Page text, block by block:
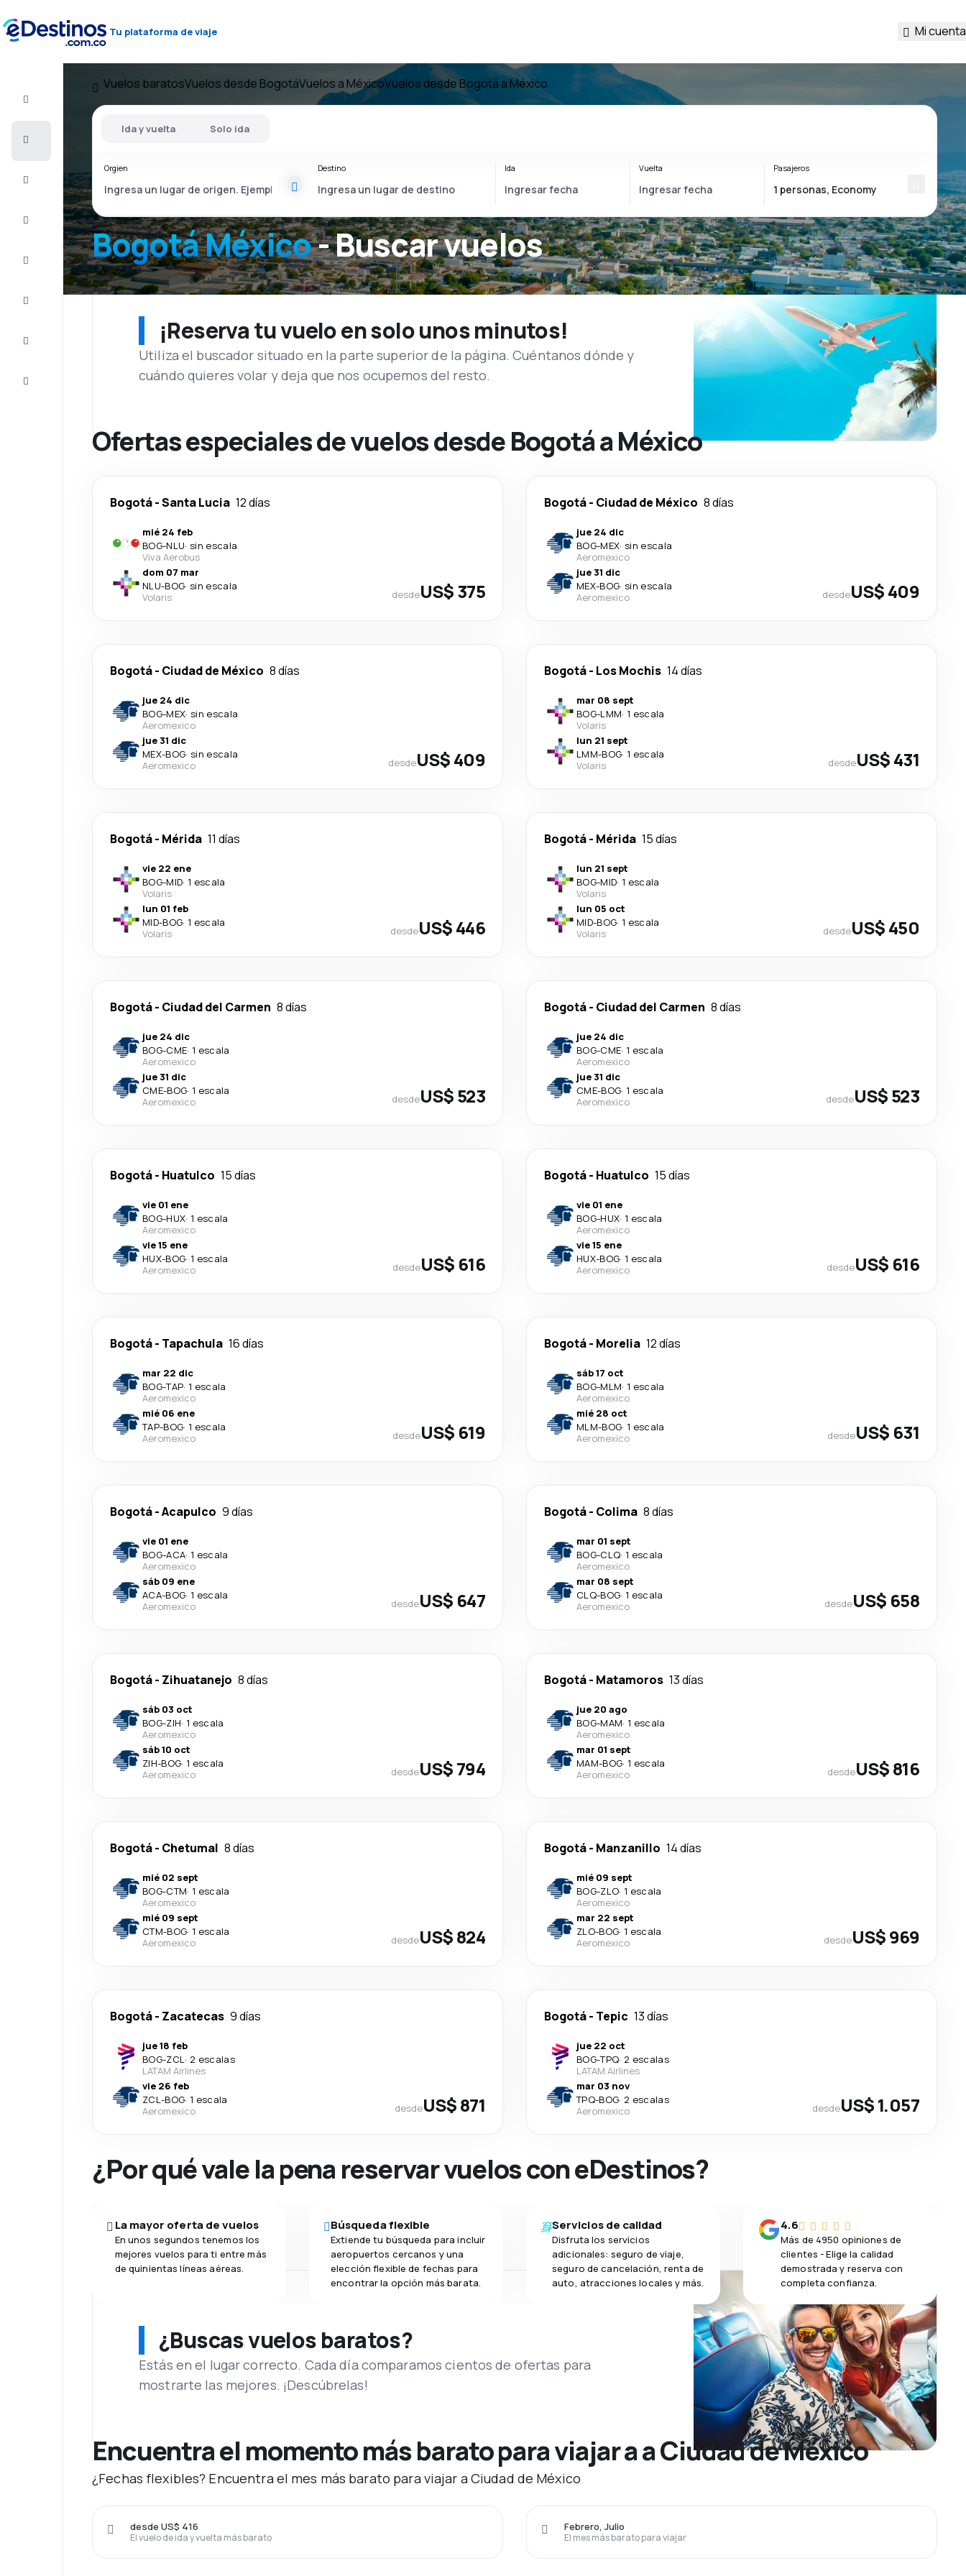
Tu plataforma de viaje Mi cuenta
Alojamientos
Ofertas
Completa
Vuelos baratosVuelos desde BogotáVuelos a MéxicoVuelos desde Bogotá a México
Bogotá México- Buscar vuelos
Ida y vuelta Solo ida
Orgien Destino Ida Vuelta Pasajeros
¡Reserva tu vuelo en solo unos minutos!
Utiliza el buscador situado en la parte superior de la página. Cuéntanos dónde y
cuándo quieres volar y deja que nos ocupemos del resto.
Ofertas especiales de vuelos desde Bogotá a México
Bogotá-Santa Lucia 12 días
mié 24 feb
BOG-NLU· sin escala
Viva Aerobus
dom 07 mar
NLU-BOG· sin escala
Volaris
desdeUS$ 375
Bogotá- Ciudad de México 8 días
jue 24 dic
BOG-MEX· sin escala
Aeromexico
jue 31 dic
MEX-BOG· sin escala
Aeromexico
desdeUS$ 409
Bogotá- Ciudad de México 8 días
jue 24 dic
BOG-MEX· sin escala
Aeromexico
jue 31 dic
MEX-BOG· sin escala
Aeromexico
desdeUS$ 409
Bogotá- Los Mochis 14 días
mar 08 sept
BOG-LMM· 1 escala
Volaris
lun 21 sept
LMM-BOG· 1 escala
Volaris
desdeUS$ 431
Bogotá- Mérida 11 días
vie 22 ene
BOG-MID· 1 escala
Volaris
lun 01 feb
MID-BOG· 1 escala
Volaris
desdeUS$ 446
Bogotá- Mérida 15 días
lun 21 sept
BOG-MID· 1 escala
Volaris
lun 05 oct
MID-BOG· 1 escala
Volaris
desdeUS$ 450
Bogotá- Ciudad del Carmen 8 días
jue 24 dic
BOG-CME· 1 escala
Aeromexico
jue 31 dic
CME-BOG· 1 escala
Aeromexico
desdeUS$ 523
Bogotá- Ciudad del Carmen 8 días
jue 24 dic
BOG-CME· 1 escala
Aeromexico
jue 31 dic
CME-BOG· 1 escala
Aeromexico
desdeUS$ 523
Bogotá- Huatulco 15 días
vie 01 ene
BOG-HUX· 1 escala
Aeromexico
vie 15 ene
HUX-BOG· 1 escala
Aeromexico
desdeUS$ 616
Bogotá- Huatulco 15 días
vie 01 ene
BOG-HUX· 1 escala
Aeromexico
vie 15 ene
HUX-BOG· 1 escala
Aeromexico
desdeUS$ 616
Bogotá- Tapachula 16 días
mar 22 dic
BOG-TAP· 1 escala
Aeromexico
mié 06 ene
TAP-BOG· 1 escala
Aeromexico
desdeUS$ 619
Bogotá- Morelia 12 días
sáb 17 oct
BOG-MLM· 1 escala
Aeromexico
mié 28 oct
MLM-BOG· 1 escala
Aeromexico
desdeUS$ 631
Bogotá-Acapulco 9 días
vie 01 ene
BOG-ACA· 1 escala
Aeromexico
sáb 09 ene
ACA-BOG· 1 escala
Aeromexico
desdeUS$ 647
Bogotá- Colima 8 días
mar 01 sept
BOG-CLQ· 1 escala
Aeromexico
mar 08 sept
CLQ-BOG· 1 escala
Aeromexico
desdeUS$ 658
Bogotá- Zihuatanejo 8 días
sáb 03 oct
BOG-ZIH· 1 escala
Aeromexico
sáb 10 oct
ZIH-BOG· 1 escala
Aeromexico
desdeUS$ 794
Bogotá- Matamoros 13 días
jue 20 ago
BOG-MAM· 1 escala
Aeromexico
mar 01 sept
MAM-BOG· 1 escala
Aeromexico
desdeUS$ 816
Bogotá- Chetumal 8 días
mié 02 sept
BOG-CTM· 1 escala
Aeromexico
mié 09 sept
CTM-BOG· 1 escala
Aeromexico
desdeUS$ 824
Bogotá- Manzanillo 14 días
mié 09 sept
BOG-ZLO· 1 escala
Aeromexico
mar 22 sept
ZLO-BOG· 1 escala
Aeromexico
desdeUS$ 969
Bogotá- Zacatecas 9 días
jue 18 feb
BOG-ZCL· 2 escalas
LATAM Airlines
vie 26 feb
ZCL-BOG· 1 escala
Aeromexico
desdeUS$ 871
Bogotá- Tepic 13 días
jue 22 oct
BOG-TPQ· 2 escalas
LATAM Airlines
mar 03 nov
TPQ-BOG· 2 escalas
Aeromexico
desdeUS$ 1.057
¿Por qué vale la pena reservar vuelos con eDestinos?
La mayor oferta de vuelos
En unos segundos tenemos los
mejores vuelos para ti entre más
de quinientas líneas aéreas.
Búsqueda flexible
Extiende tu búsqueda para incluir
aeropuertos cercanos y una
elección flexible de fechas para
encontrar la opción más barata.
Servicios de calidad
Disfruta los servicios
adicionales: seguro de viaje,
seguro de cancelación, renta de
auto, atracciones locales y más.
4.6
Más de 4950 opiniones de
clientes - Elige la calidad
demostrada y reserva con
completa confianza.
¿Buscas vuelos baratos?
Estás en el lugar correcto. Cada día comparamos cientos de ofertas para
mostrarte las mejores. ¡Descúbrelas!
Encuentra el momento más barato para viajar a a Ciudad de México
¿Fechas flexibles? Encuentra el mes más barato para viajar a Ciudad de México
El vuelo de ida y vuelta más barato
desde US$ 416
El mes más barato para viajar
Febrero, Julio